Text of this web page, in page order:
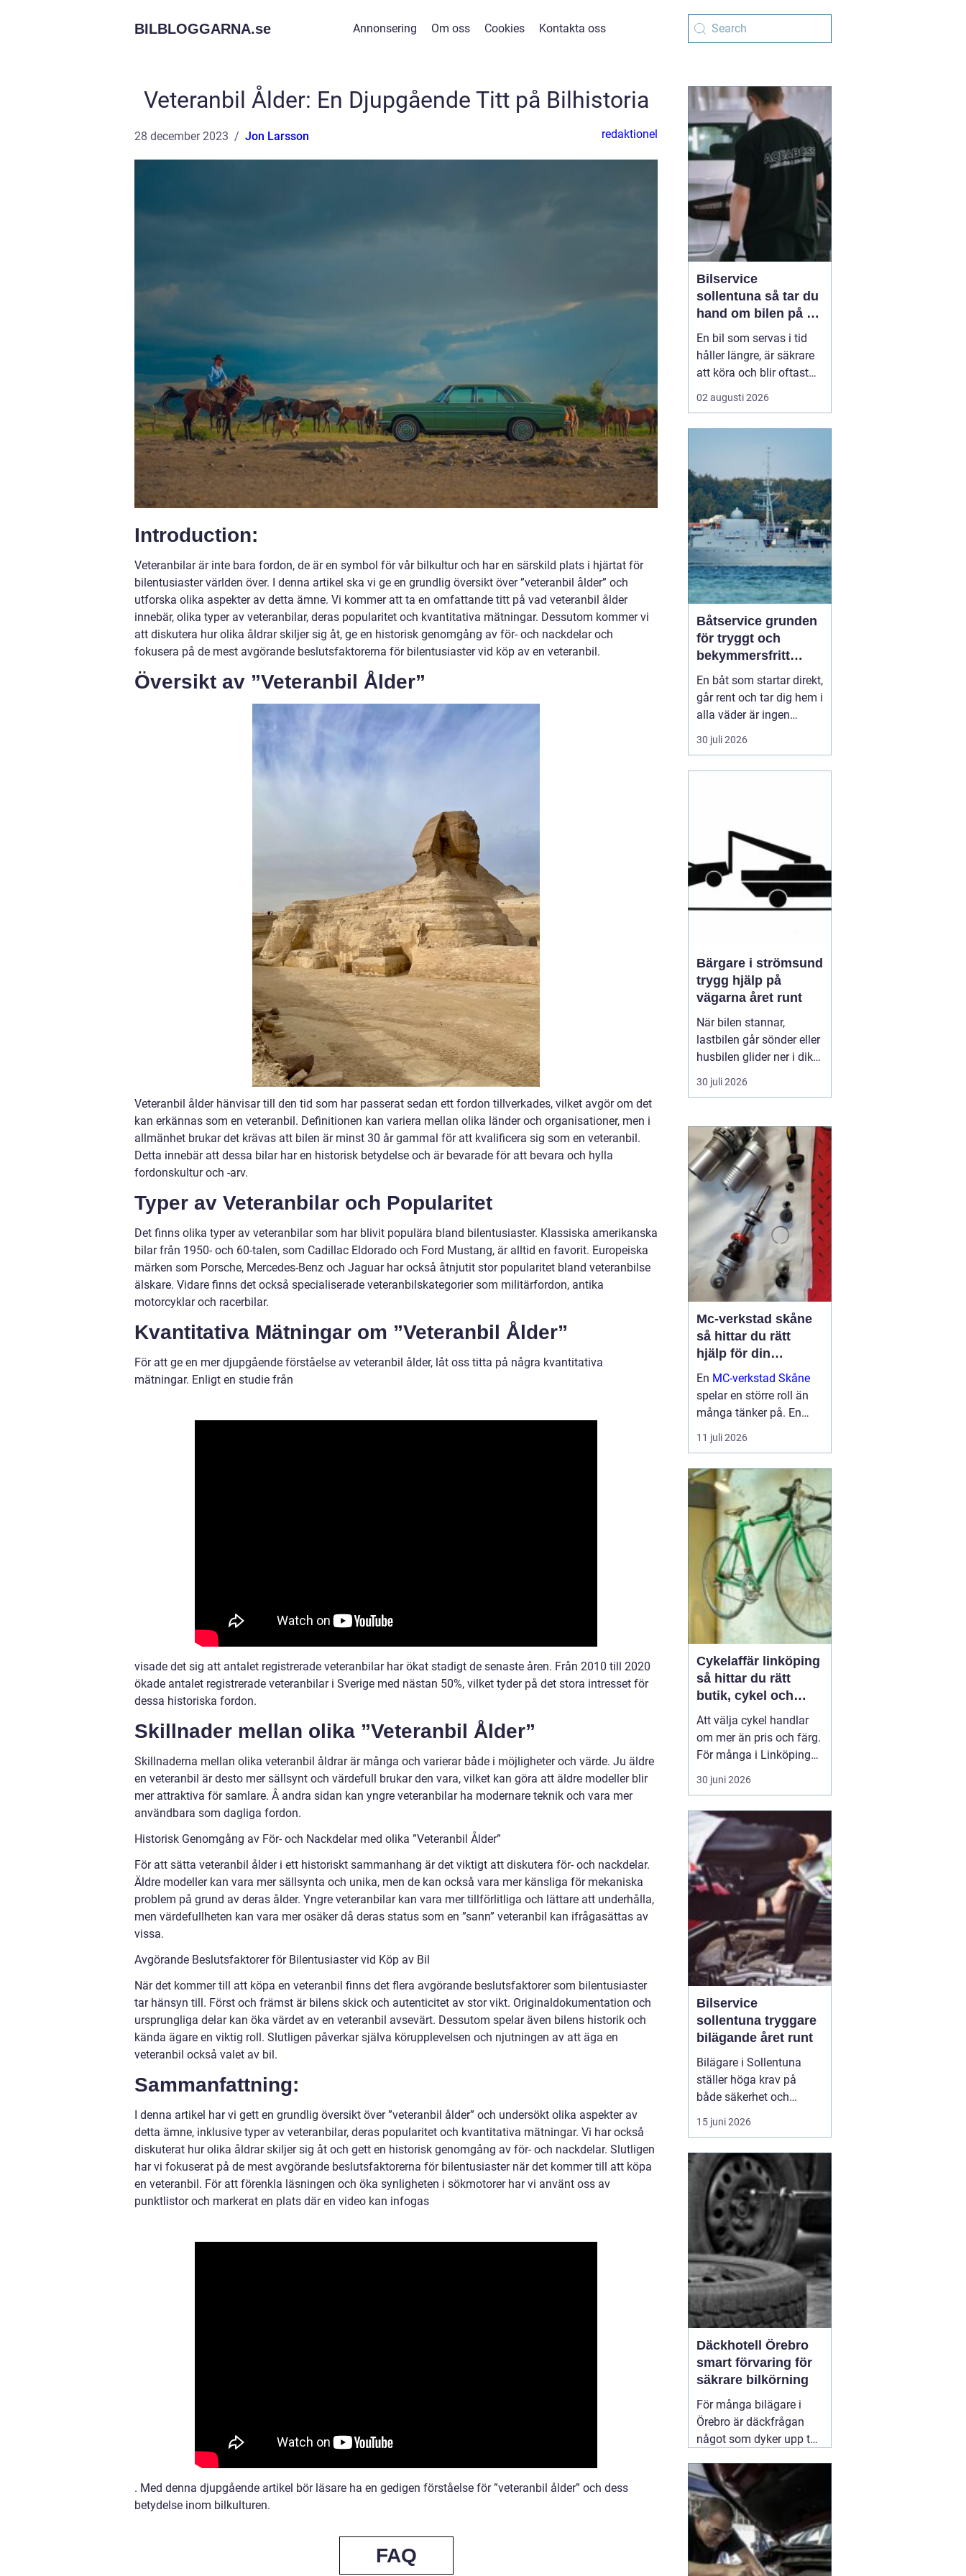
BILBLOGGARNA.se Annonsering Om oss Cookies Kontakta oss
Veteranbil Ålder: En Djupgående Titt på Bilhistoria
28 december 2023 Jon Larsson redaktionel
Introduction:
Veteranbilar är inte bara fordon, de är en symbol för vår bilkultur och har en särskild plats i hjärtat för
bilentusiaster världen över. I denna artikel ska vi ge en grundlig översikt över ”veteranbil ålder” och
utforska olika aspekter av detta ämne. Vi kommer att ta en omfattande titt på vad veteranbil ålder
innebär, olika typer av veteranbilar, deras popularitet och kvantitativa mätningar. Dessutom kommer vi
att diskutera hur olika åldrar skiljer sig åt, ge en historisk genomgång av för- och nackdelar och
fokusera på de mest avgörande beslutsfaktorerna för bilentusiaster vid köp av en veteranbil.
Översikt av ”Veteranbil Ålder”
Veteranbil ålder hänvisar till den tid som har passerat sedan ett fordon tillverkades, vilket avgör om det
kan erkännas som en veteranbil. Definitionen kan variera mellan olika länder och organisationer, men i
allmänhet brukar det krävas att bilen är minst 30 år gammal för att kvalificera sig som en veteranbil.
Detta innebär att dessa bilar har en historisk betydelse och är bevarade för att bevara och hylla
fordonskultur och -arv.
Typer av Veteranbilar och Popularitet
Det finns olika typer av veteranbilar som har blivit populära bland bilentusiaster. Klassiska amerikanska
bilar från 1950- och 60-talen, som Cadillac Eldorado och Ford Mustang, är alltid en favorit. Europeiska
märken som Porsche, Mercedes-Benz och Jaguar har också åtnjutit stor popularitet bland veteranbilse
älskare. Vidare finns det också specialiserade veteranbilskategorier som militärfordon, antika
motorcyklar och racerbilar.
Kvantitativa Mätningar om ”Veteranbil Ålder”
För att ge en mer djupgående förståelse av veteranbil ålder, låt oss titta på några kvantitativa
mätningar. Enligt en studie från
visade det sig att antalet registrerade veteranbilar har ökat stadigt de senaste åren. Från 2010 till 2020
ökade antalet registrerade veteranbilar i Sverige med nästan 50%, vilket tyder på det stora intresset för
dessa historiska fordon.
Skillnader mellan olika ”Veteranbil Ålder”
Skillnaderna mellan olika veteranbil åldrar är många och varierar både i möjligheter och värde. Ju äldre
en veteranbil är desto mer sällsynt och värdefull brukar den vara, vilket kan göra att äldre modeller blir
mer attraktiva för samlare. Å andra sidan kan yngre veteranbilar ha modernare teknik och vara mer
användbara som dagliga fordon.
Historisk Genomgång av För- och Nackdelar med olika ”Veteranbil Ålder”
För att sätta veteranbil ålder i ett historiskt sammanhang är det viktigt att diskutera för- och nackdelar.
Äldre modeller kan vara mer sällsynta och unika, men de kan också vara mer känsliga för mekaniska
problem på grund av deras ålder. Yngre veteranbilar kan vara mer tillförlitliga och lättare att underhålla,
men värdefullheten kan vara mer osäker då deras status som en ”sann” veteranbil kan ifrågasättas av
vissa.
Avgörande Beslutsfaktorer för Bilentusiaster vid Köp av Bil
När det kommer till att köpa en veteranbil finns det flera avgörande beslutsfaktorer som bilentusiaster
tar hänsyn till. Först och främst är bilens skick och autenticitet av stor vikt. Originaldokumentation och
ursprungliga delar kan öka värdet av en veteranbil avsevärt. Dessutom spelar även bilens historik och
kända ägare en viktig roll. Slutligen påverkar själva körupplevelsen och njutningen av att äga en
veteranbil också valet av bil.
Sammanfattning:
I denna artikel har vi gett en grundlig översikt över ”veteranbil ålder” och undersökt olika aspekter av
detta ämne, inklusive typer av veteranbilar, deras popularitet och kvantitativa mätningar. Vi har också
diskuterat hur olika åldrar skiljer sig åt och gett en historisk genomgång av för- och nackdelar. Slutligen
har vi fokuserat på de mest avgörande beslutsfaktorerna för bilentusiaster när det kommer till att köpa
en veteranbil. För att förenkla läsningen och öka synligheten i sökmotorer har vi använt oss av
punktlistor och markerat en plats där en video kan infogas
. Med denna djupgående artikel bör läsare ha en gedigen förståelse för ”veteranbil ålder” och dess
betydelse inom bilkulturen.
FAQ
Bilservice
sollentuna så tar du
hand om bilen på ett
smart sätt
En bil som servas i tid
håller längre, är säkrare
att köra och blir oftast
billigare i längden. För
den som kör mycket i
Med r...
02 augusti 2026
Båtservice grunden
för tryggt och
bekymmersfritt
båtliv
En båt som startar direkt,
går rent och tar dig hem i
alla väder är ingen
slump. Bakom varje
problemfri båttur ligger
väntar tills något går
sönder, men den s...
30 juli 2026
Bärgare i strömsund
trygg hjälp på
vägarna året runt
När bilen stannar,
lastbilen går sönder eller
husbilen glider ner i diket
är behovet enkelt: snabb,
trygg och lugn hjälp på
de omgivande delarna
av Jämtland och södra
Lappland spelar
bärgningsfirmorna en
avgörande roll för att ...
30 juli 2026
Mc-verkstad skåne
så hittar du rätt
hjälp för din
motorcykel
En MC-verkstad Skåne
spelar en större roll än
många tänker på. En
välskött hoj är inte bara
en fråga om körglädje,
ekonomi och livslängd
på din motorcykel. För
den som kör mycket...
11 juli 2026
Cykelaffär linköping
så hittar du rätt
butik, cykel och
service
Att välja cykel handlar
om mer än pris och färg.
För många i Linköping
har cykeln blivit en viktig
del av vardagen för
fritid. En bracykelaffär
Linköpingkan göra ...
30 juni 2026
Bilservice
sollentuna tryggare
bilägande året runt
Bilägare i Sollentuna
ställer höga krav på
både säkerhet och
komfort. Vägarna växlar
mellan motorväg,
smågator med gupp och
trottoarkanter. För att
bilen ska hålla över tid
och vara säker för både
förare och passagerare
behövs regelbu...
15 juni 2026
Däckhotell Örebro
smart förvaring för
säkrare bilkörning
För många bilägare i
Örebro är däckfrågan
något som dyker upp två
känns som ett
nödvändigt ont. Tunga
lyft, smutsiga hjul och
jakt på förvaringsplats i
förråd eller garage gör
att däckbytet gärna